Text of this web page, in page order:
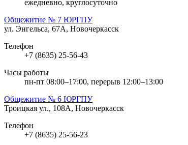
ежедневно, круглосуточно
Общежитие № 7 ЮРГПУ
ул. Энгельса, 67А, Новочеркасск
Телефон
+7 (8635) 25-56-43
Часы работы
пн-пт 08:00–17:00, перерыв 12:00–13:00
Общежитие № 6 ЮРГПУ
Троицкая ул., 108А, Новочеркасск
Телефон
+7 (8635) 25-56-23